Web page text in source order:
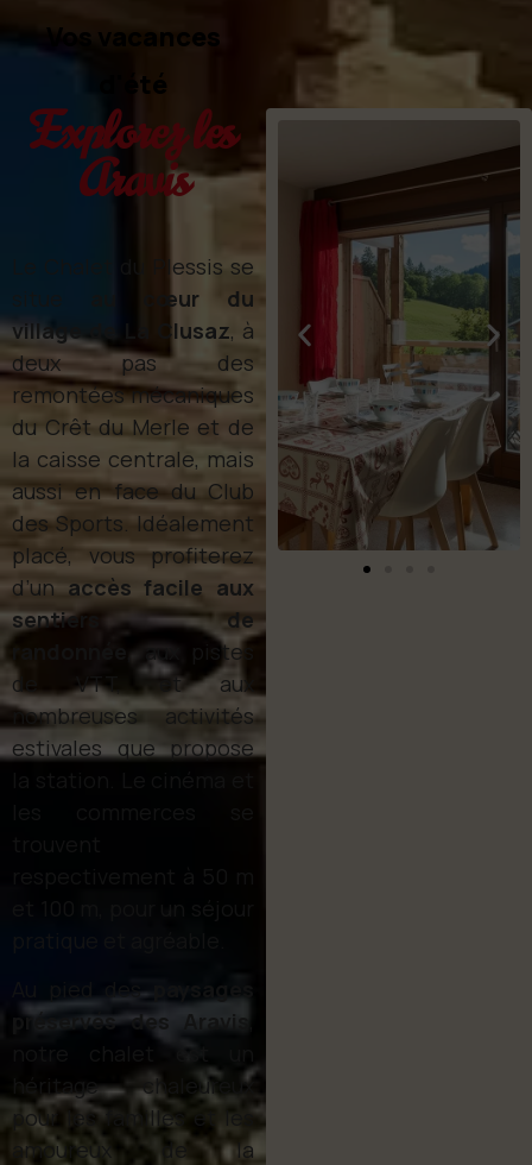
Vos vacances
d'été
Explorez les
Aravis
Le Chalet du Plessis se
au cœur du
village de La Clusaz, à
deux pas des
remontées mécaniques
du Crêt du Merle et de
la caisse centrale, mais
aussi en face du Club
des Sports. Idéalement
placé, vous profiterez
d’un accès facile aux
sentiers de
, aux pistes
de VTT, et aux
nombreuses activités
estivales que propose
Au pied des
préservés des Aravis
notre chalet est un
héritage chaleureux
pour les familles et les
amoureux de la